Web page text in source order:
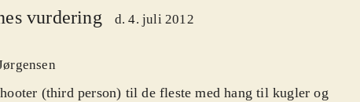
vurdering d. 4. juli 2012
(third person) til de fleste med hang til kugler og